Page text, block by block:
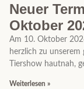
Neuer
Oktober
Am 10. Oktober
herzlich zu
Tiershow hautnah,
Weiterlesen »